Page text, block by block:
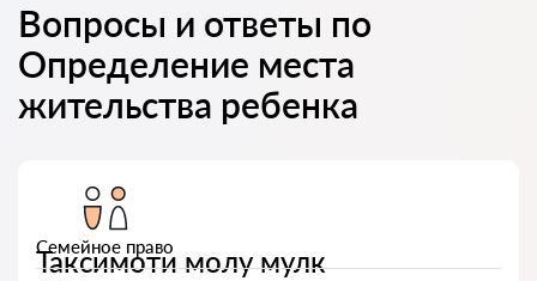
Вопросы и ответы по
Определение места
жительства ребенка
Семейное право
Таксимоти молу мулк